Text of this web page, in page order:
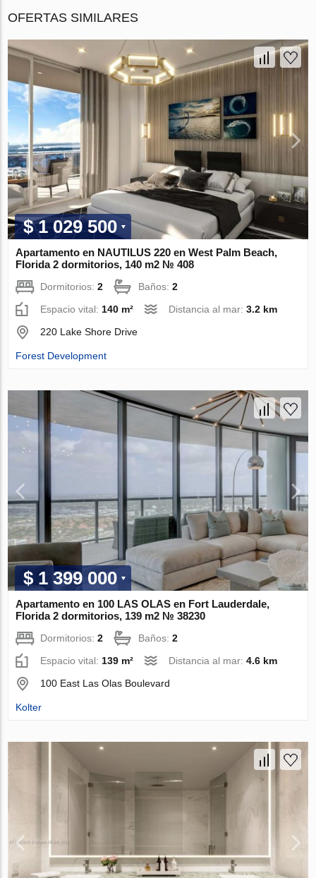
OFERTAS SIMILARES
$ 1 029 500
Apartamento en NAUTILUS 220 en West Palm Beach,
Florida 2 dormitorios, 140 m2 № 408
Dormitorios:2 Baños:2
Espacio vital:140 m² Distancia al mar:3.2 km
220 Lake Shore Drive
Forest Development
$ 1 399 000
Apartamento en 100 LAS OLAS en Fort Lauderdale,
Florida 2 dormitorios, 139 m2 № 38230
Dormitorios:2 Baños:2
Espacio vital: 139 m² Distancia al mar:4.6 km
100 East Las Olas Boulevard
Kolter